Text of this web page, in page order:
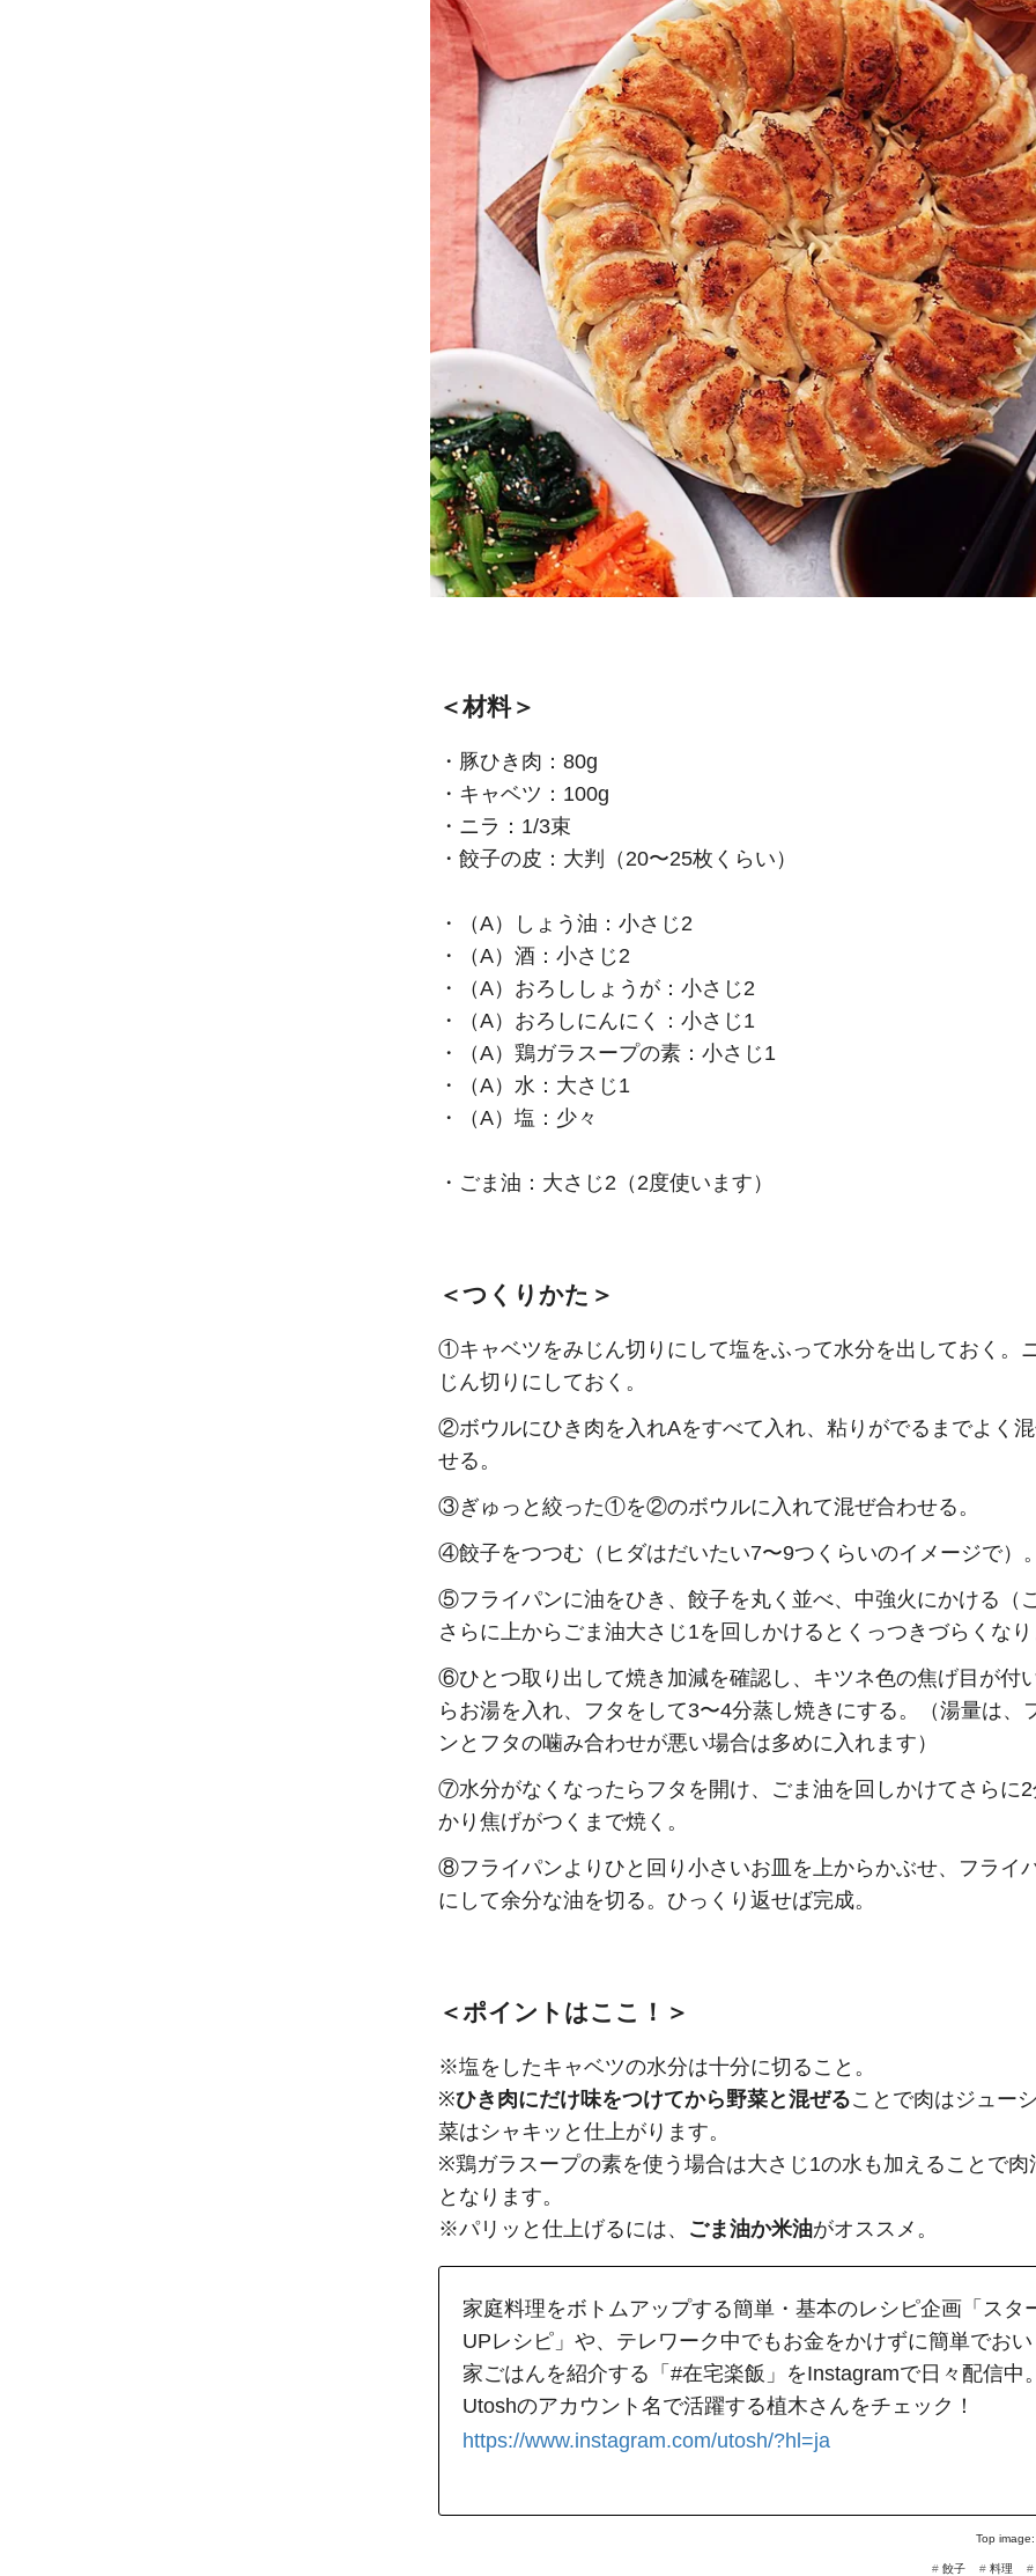
＜材料＞
・豚ひき肉：80g
・キャベツ：100g
・ニラ：1/3束
・餃子の皮：大判（20〜25枚くらい）
・（A）しょう油：小さじ2
・（A）酒：小さじ2
・（A）おろししょうが：小さじ2
・（A）おろしにんにく：小さじ1
・（A）鶏ガラスープの素：小さじ1
・（A）水：大さじ1
・（A）塩：少々
・ごま油：大さじ2（2度使います）
＜つくりかた＞
①キャベツをみじん切りにして塩をふって水分を出しておく。
じん切りにしておく。
②ボウルにひき肉を入れAをすべて入れ、粘りがでるまでよく
せる。
③ぎゅっと絞った①を②のボウルに入れて混ぜ合わせる。
④餃子をつつむ（ヒダはだいたい7〜9つくらいのイメージで）。
⑤フライパンに油をひき、餃子を丸く並べ、中強火にかける（
さらに上からごま油大さじ1を回しかけるとくっつきづらくなり
⑥ひとつ取り出して焼き加減を確認し、キツネ色の焦げ目が付
らお湯を入れ、フタをして3〜4分蒸し焼きにする。（湯量は、
ンとフタの噛み合わせが悪い場合は多めに入れます）
⑦水分がなくなったらフタを開け、ごま油を回しかけてさらに2
かり焦げがつくまで焼く。
⑧フライパンよりひと回り小さいお皿を上からかぶせ、フライ
にして余分な油を切る。ひっくり返せば完成。
＜ポイントはここ！＞
※塩をしたキャベツの水分は十分に切ること。
※ひき肉にだけ味をつけてから野菜と混ぜることで肉はジュー
菜はシャキッと仕上がります。
※鶏ガラスープの素を使う場合は大さじ1の水も加えることで肉
となります。
※パリッと仕上げるには、 ごま油か米油がオススメ。
家庭料理をボトムアップする簡単・基本のレシピ企画「スタ
UPレシピ」や、テレワーク中でもお金をかけずに簡単でお
家ごはんを紹介する「#在宅楽飯」をInstagramで日々配信中。
Utoshのアカウント名で活躍する植木さんをチェック！
https://www.instagram.com/utosh/?hl=ja
Top
#
# 料理
# 餃子